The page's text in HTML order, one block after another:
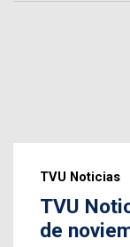
TVU Noticias
TVU
de